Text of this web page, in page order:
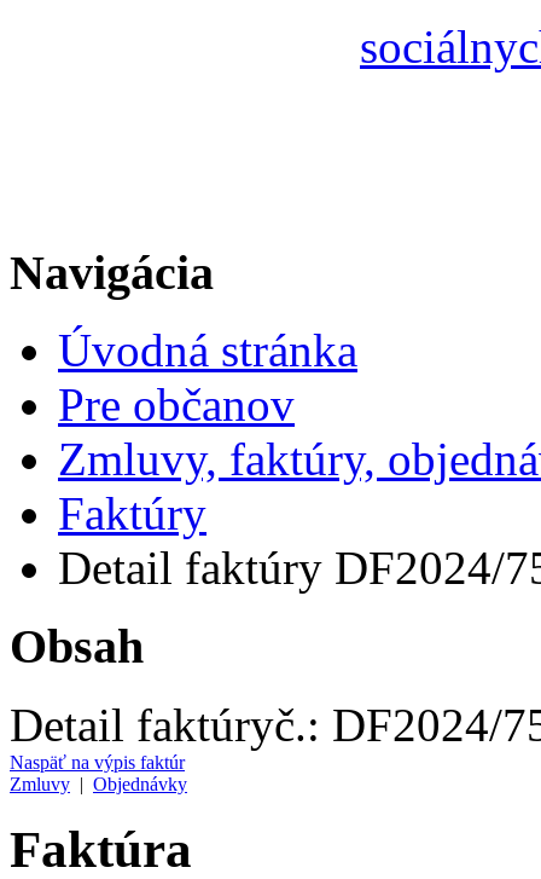
Navigácia
Úvodná stránka
Pre občanov
Zmluvy, faktúry,
Faktúry
Detail faktúry DF2024/
Obsah
Detail faktúryč.: DF2024/
Naspäť na výpis faktúr
Zmluvy | Objednávky
Faktúra